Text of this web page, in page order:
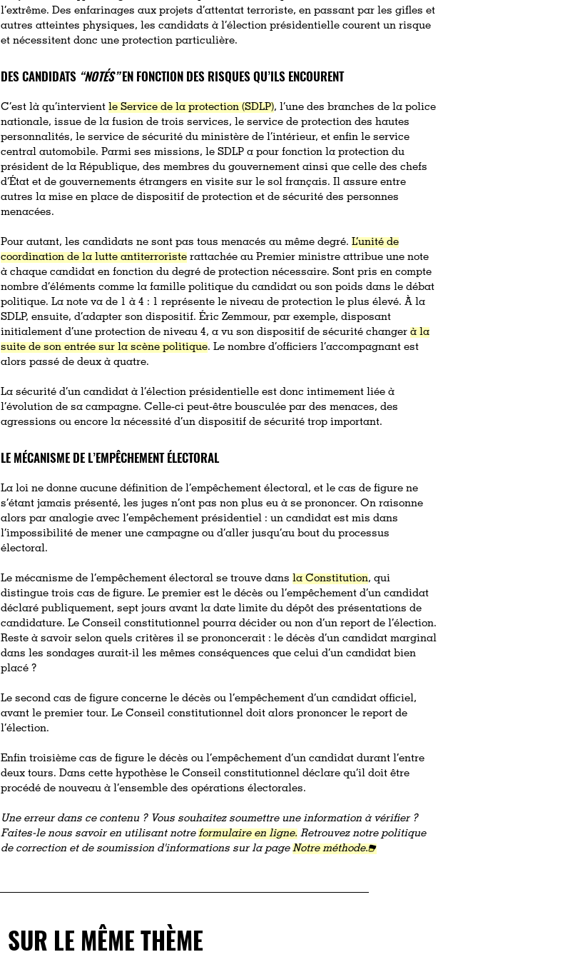
l’extrême. Des enfarinages aux projets d’attentat terroriste, en passant par les gifles et
autres atteintes physiques, les candidats à l’élection présidentielle courent un risque
et nécessitent donc une protection particulière.
DES CANDIDATS “NOTÉS”EN FONCTION DES RISQUES QU’ILS ENCOURENT
C’est là qu’intervientle Service de la protection (SDLP), l’une des branches de la police
nationale, issue de la fusion de trois services, le service de protection des hautes
personnalités, le service de sécurité du ministère de l’intérieur, et enfin le service
central automobile. Parmi ses missions, le SDLP a pour fonction la protection du
président de la République, des membres du gouvernement ainsi que celle des chefs
d’État et de gouvernements étrangers en visite sur le sol français. Il assure entre
autres la mise en place de dispositif de protection et de sécurité des personnes
menacées.
Pour autant, les candidats ne sont pas tous menacés au même degré.L’unité de
coordination de la lutte antiterroriste rattachée au Premier ministre attribue une note
à chaque candidat en fonction du degré de protection nécessaire. Sont pris en compte
nombre d’éléments comme la famille politique du candidat ou son poids dans le débat
politique. La note va de 1 à 4 : 1 représente le niveau de protection le plus élevé. À la
SDLP, ensuite, d’adapter son dispositif. Éric Zemmour, par exemple, disposant
initialement d’une protection de niveau 4, a vu son dispositif de sécurité changerà la
suite de son entrée sur la scène politique. Le nombre d’officiers l’accompagnant est
alors passé de deux à quatre.
La sécurité d’un candidat à l’élection présidentielle est donc intimement liée à
l’évolution de sa campagne. Celle-ci peut-être bousculée par des menaces, des
agressions ou encore la nécessité d’un dispositif de sécurité trop important.
LE MÉCANISME DE L’EMPÊCHEMENT ÉLECTORAL
La loi ne donne aucune définition de l’empêchement électoral, et le cas de figure ne
s’étant jamais présenté, les juges n’ont pas non plus eu à se prononcer. On raisonne
alors par analogie avec l’empêchement présidentiel : un candidat est mis dans
l’impossibilité de mener une campagne ou d’aller jusqu’au bout du processus
électoral.
Le mécanisme de l’empêchement électoral se trouve dansla Constitution, qui
distingue trois cas de figure. Le premier est le décès ou l’empêchement d’un candidat
déclaré publiquement, sept jours avant la date limite du dépôt des présentations de
candidature. Le Conseil constitutionnel pourra décider ou non d’un report de l’élection.
Reste à savoir selon quels critères il se prononcerait : le décès d’un candidat marginal
dans les sondages aurait-il les mêmes conséquences que celui d’un candidat bien
placé ?
Le second cas de figure concerne le décès ou l’empêchement d’un candidat officiel,
avant le premier tour. Le Conseil constitutionnel doit alors prononcer le report de
l’élection.
Enfin troisième cas de figure le décès ou l’empêchement d’un candidat durant l’entre
deux tours. Dans cette hypothèse le Conseil constitutionnel déclare qu’il doit être
procédé de nouveau à l’ensemble des opérations électorales.
Une erreur dans ce contenu ? Vous souhaitez soumettre une information à vérifier ?
Faites-le nous savoir en utilisant notreformulaire en ligne. Retrouvez notre politique
de correction et de soumission d'informations sur la pageNotre méthode.
SUR LE MÊME THÈME